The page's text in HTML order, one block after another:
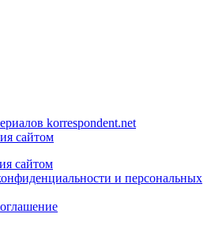
korrespondent.net
сайтом
сайтом
и персональных